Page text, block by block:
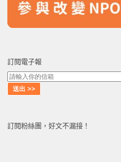
訂閱電子報
訂閱粉絲團，好文不漏接！